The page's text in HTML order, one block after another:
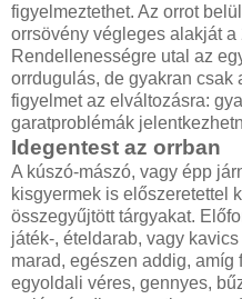
figyelmeztethet. Az orrot
orrsövény végleges alakját
Rendellenességre utal az
orrdugulás, de gyakran csak
figyelmet az elváltozásra:
garatproblémák
Idegentest az orrban
A kúszó-mászó, vagy épp
kisgyermek is előszeretettel
összegyűjtött tárgyakat.
játék-, ételdarab, vagy
marad, egészen addig, amíg
egyoldali véres, gennyes,